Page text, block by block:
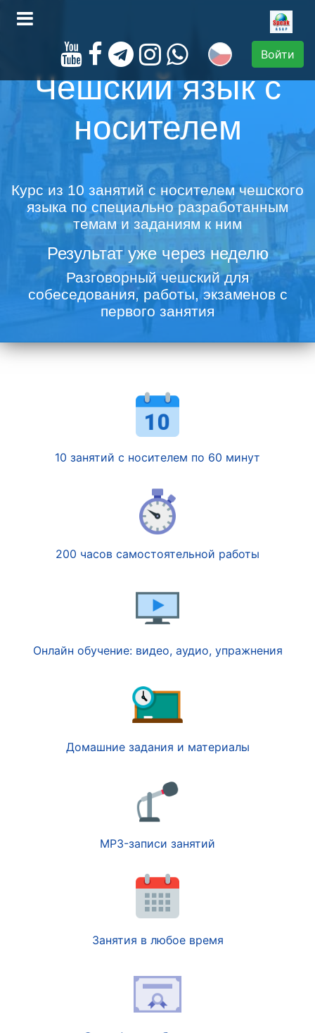
Войти
Чешский язык с
носителем
Курс из 10 занятий с носителем чешского
языка по специально разработанным
темам и заданиям к ним
Результат уже через неделю
Разговорный чешский для
собеседования, работы, экзаменов с
первого занятия
10 занятий с носителем по 60 минут
200 часов самостоятельной работы
Онлайн обучение: видео, аудио, упражнения
Домашние задания и материалы
MP3-записи занятий
Занятия в любое время